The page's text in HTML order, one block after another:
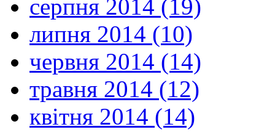
серпня 2014 (19)
липня 2014 (10)
червня 2014 (14)
травня 2014 (12)
квітня 2014 (14)